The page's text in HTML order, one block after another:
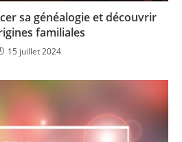
sa généalogie et découvrir
familiales
15 juillet 2024